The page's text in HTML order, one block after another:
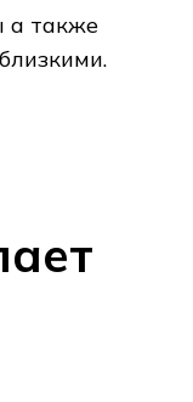
а также